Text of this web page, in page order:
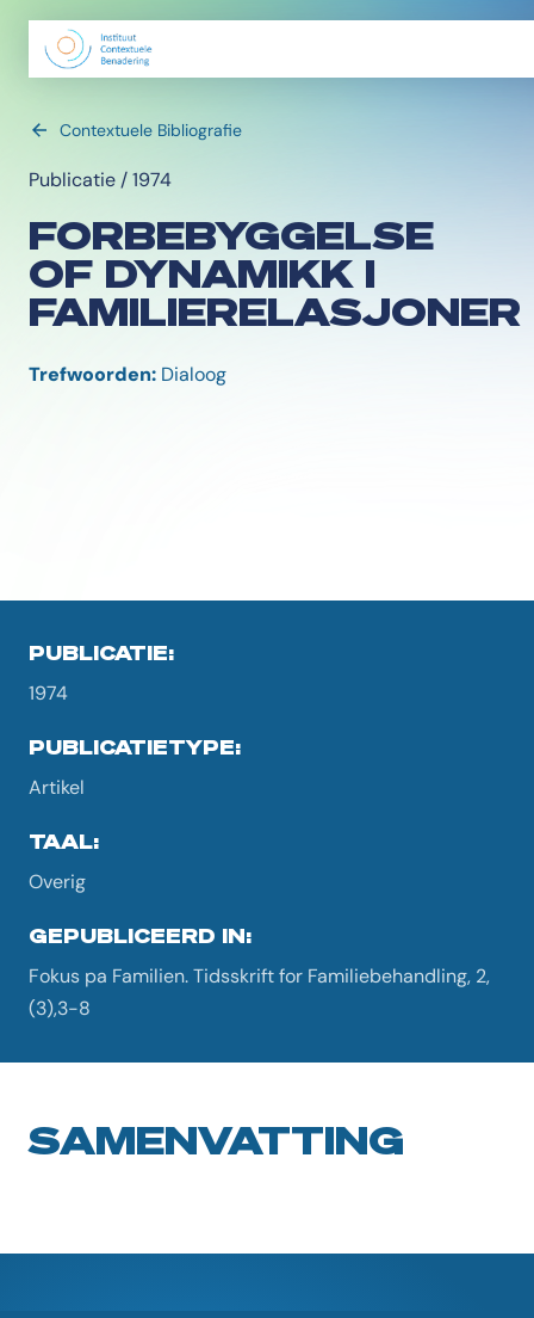
Contextuele Bibliografie
Publicatie / 1974
FORBEBYGGELSE
OF DYNAMIKK I
FAMILIERELASJONER
Trefwoorden: Dialoog
PUBLICATIE:
1974
PUBLICATIETYPE:
Artikel
TAAL:
Overig
GEPUBLICEERD IN:
Fokus pa Familien. Tidsskrift for Familiebehandling, 2,
(3),3-8
SAMENVATTING